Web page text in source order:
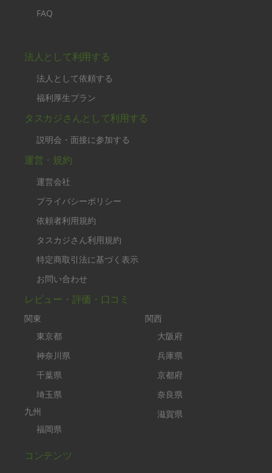
FAQ
法人として利用する
法人として依頼する
福利厚生プラン
タスカジさんとして利用する
説明会・面接に参加する
運営・規約
運営会社
プライバシーポリシー
依頼者利用規約
タスカジさん利用規約
特定商取引法に基づく表示
お問い合わせ
レビュー・評価・口コミ
関東
東京都
神奈川県
千葉県
埼玉県
九州
福岡県
関西
大阪府
兵庫県
京都府
奈良県
滋賀県
コンテンツ